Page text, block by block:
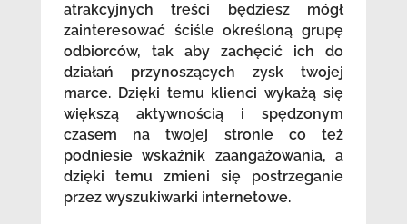
atrakcyjnych treści będziesz mógł
zainteresować ściśle określoną grupę
odbiorców, tak aby zachęcić ich do
działań przynoszących zysk twojej
marce. Dzięki temu klienci wykażą się
większą aktywnością i spędzonym
czasem na twojej stronie co też
podniesie wskaźnik zaangażowania, a
dzięki temu zmieni się postrzeganie
przez wyszukiwarki internetowe.